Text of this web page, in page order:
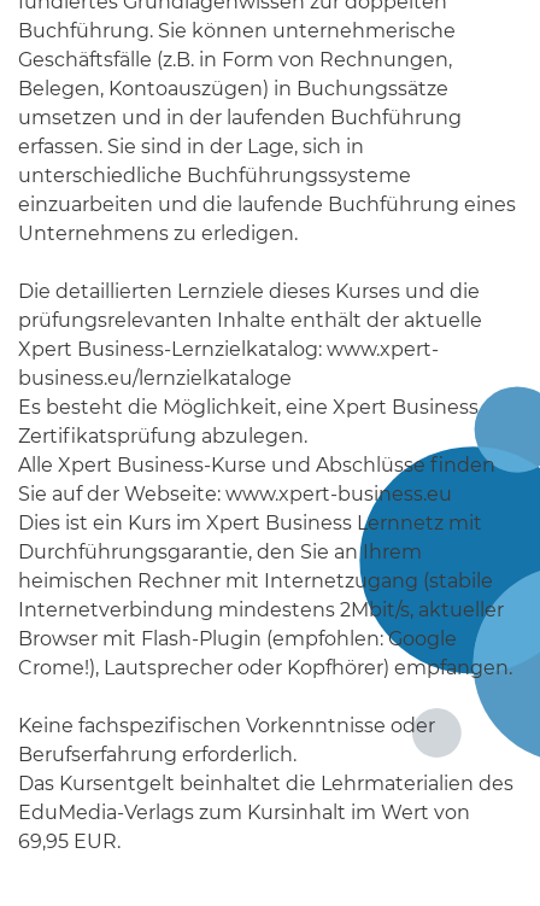
Buchführung. Sie können unternehmerische
Geschäftsfälle (z.B. in Form von Rechnungen,
Belegen, Kontoauszügen) in Buchungssätze
umsetzen und in der laufenden Buchführung
erfassen. Sie sind in der Lage, sich in
unterschiedliche Buchführungssysteme
einzuarbeiten und die laufende Buchführung eines
Unternehmens zu erledigen.
Die detaillierten Lernziele dieses Kurses und die
prüfungsrelevanten Inhalte enthält der aktuelle
Xpert Business-Lernzielkatalog: www.xpert-
business.eu/lernzielkataloge
Es besteht die Möglichkeit, eine Xpert Business
Zertifikatsprüfung abzulegen.
Alle Xpert Business-Kurse und Abschlüsse finden
Sie auf der Webseite: www.xpert-business.eu
Dies ist ein Kurs im Xpert Business Lernnetz mit
Durchführungsgarantie, den Sie an Ihrem
heimischen Rechner mit Internetzugang (stabile
Internetverbindung mindestens 2Mbit/s, aktueller
Browser mit Flash-Plugin (empfohlen: Google
Crome!), Lautsprecher oder Kopfhörer) empfangen.
Keine fachspezifischen Vorkenntnisse oder
Berufserfahrung erforderlich.
Das Kursentgelt beinhaltet die Lehrmaterialien des
EduMedia-Verlags zum Kursinhalt im Wert von
69,95 EUR.